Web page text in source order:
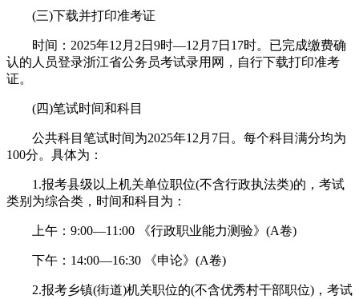
(三)下载并打印准考证
时间：2025年12月2日9时—12月7日17时。已完成缴费确
认的人员登录浙江省公务员考试录用网，自行下载打印准考
证。
(四)笔试时间和科目
公共科目笔试时间为2025年12月7日。每个科目满分均为
100分。具体为：
1.报考县级以上机关单位职位(不含行政执法类)的，考试
类别为综合类，时间和科目为：
上午：9:00—11:00 《行政职业能力测验》(A卷)
下午：14:00—16:30 《申论》(A卷)
2.报考乡镇(街道)机关职位的(不含优秀村干部职位)，考试